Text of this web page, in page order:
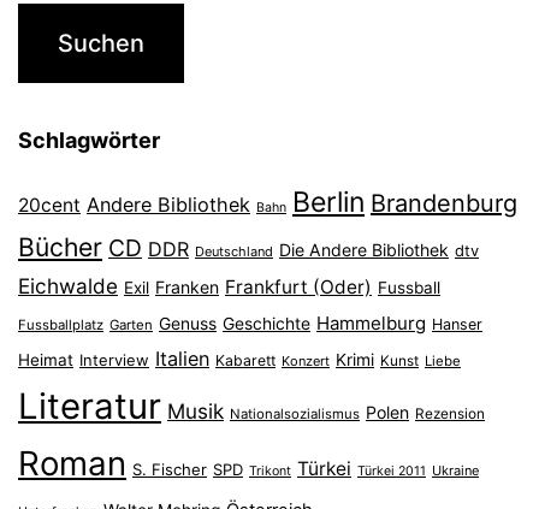
Schlagwörter
20cent Andere Bibliothek Bahn Berlin Brandenburg
Bücher CD DDR Deutschland Die Andere Bibliothek dtv
Eichwalde Exil Franken Frankfurt (Oder) Fussball
Fussballplatz Garten Genuss Geschichte Hammelburg Hanser
Heimat Interview Italien Kabarett Konzert Krimi Kunst Liebe
Literatur Musik Nationalsozialismus Polen Rezension
Roman S. Fischer SPD Trikont Türkei Türkei 2011 Ukraine